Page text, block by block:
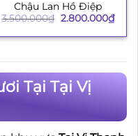
Chậu Lan Hồ Điệp
3.500.000₫ Giá
là:
2.800.000₫Giá
hiện
tại
Tại Tại Vị